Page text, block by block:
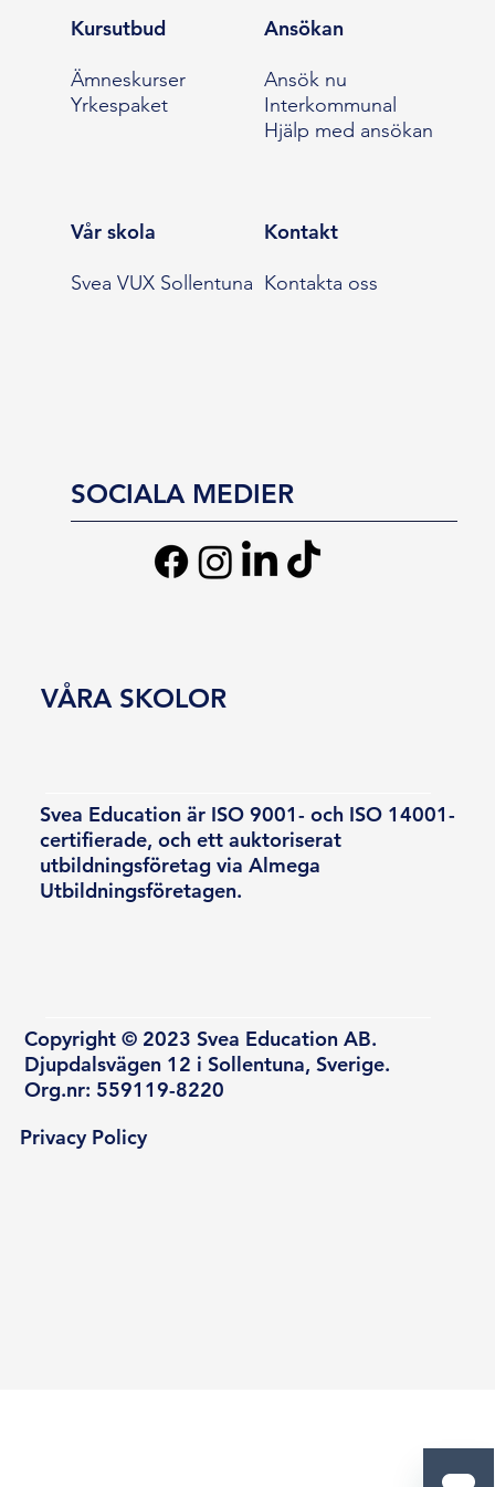
Kursutbud
Ämneskurser
Yrkespaket
Ansökan
Ansök nu
Interkommunal
Hjälp med ansökan
Vår skola
Svea VUX Sollentuna
Kontakt
Kontakta oss
SOCIALA MEDIER
Svea Education är ISO 9001- och ISO 14001-
certifierade, och ett auktoriserat
utbildningsföretag via Almega
Utbildningsföretagen.
Copyright © 2023 Svea Education AB.
Djupdalsvägen 12 i Sollentuna, Sverige.
Org.nr: 559119-8220
VÅRA SKOLOR
Privacy Policy